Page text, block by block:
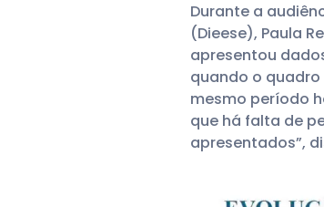
Durante a
(Dieese), Paula
apresentou
quando o quadro
mesmo período
que há falta de
apresentados”,